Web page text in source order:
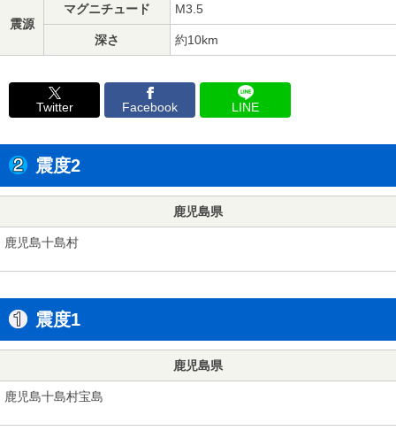
震源
マグニチュード M3.5
深さ 約10km
Twitter Facebook LINE
震度2
鹿児島県
鹿児島十島村
震度1
鹿児島県
鹿児島十島村宝島